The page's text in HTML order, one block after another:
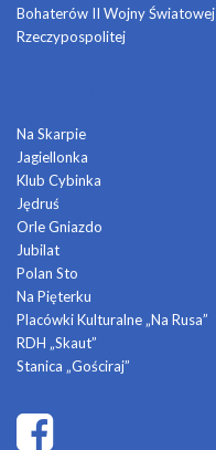
Bohaterów II Wojny Światowej
Rzeczypospolitej
Na Skarpie
Jagiellonka
Klub Cybinka
Jędruś
Orle Gniazdo
Jubilat
Polan Sto
Na Pięterku
Placówki Kulturalne „Na Rusa”
RDH „Skaut”
Stanica „Gościraj”